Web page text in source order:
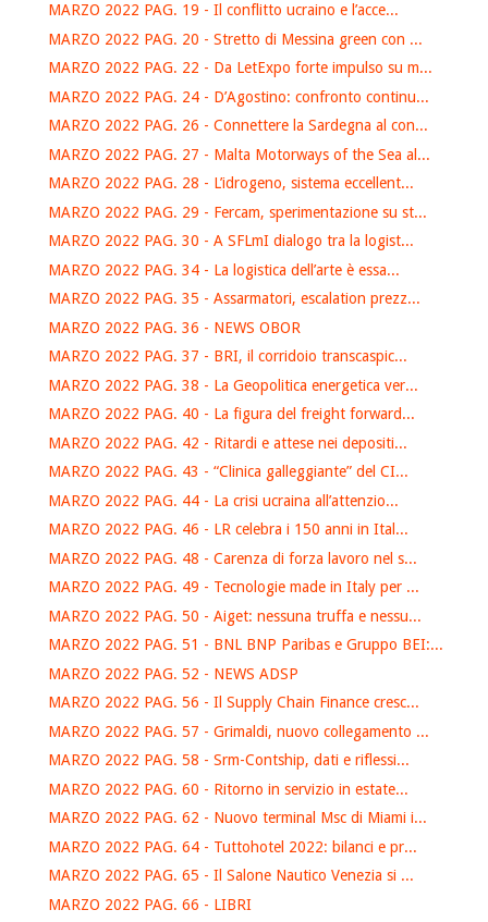
MARZO 2022 PAG. 19 - Il conflitto ucraino e l’acce...
MARZO 2022 PAG. 20 - Stretto di Messina green con ...
MARZO 2022 PAG. 22 - Da LetExpo forte impulso su m...
MARZO 2022 PAG. 24 - D’Agostino: confronto continu...
MARZO 2022 PAG. 26 - Connettere la Sardegna al con...
MARZO 2022 PAG. 27 - Malta Motorways of the Sea al...
MARZO 2022 PAG. 28 - L’idrogeno, sistema eccellent...
MARZO 2022 PAG. 29 - Fercam, sperimentazione su st...
MARZO 2022 PAG. 30 - A SFLmI dialogo tra la logist...
MARZO 2022 PAG. 34 - La logistica dell’arte è essa...
MARZO 2022 PAG. 35 - Assarmatori, escalation prezz...
MARZO 2022 PAG. 36 - NEWS OBOR
MARZO 2022 PAG. 37 - BRI, il corridoio transcaspic...
MARZO 2022 PAG. 38 - La Geopolitica energetica ver...
MARZO 2022 PAG. 40 - La figura del freight forward...
MARZO 2022 PAG. 42 - Ritardi e attese nei depositi...
MARZO 2022 PAG. 43 - “Clinica galleggiante” del CI...
MARZO 2022 PAG. 44 - La crisi ucraina all’attenzio...
MARZO 2022 PAG. 46 - LR celebra i 150 anni in Ital...
MARZO 2022 PAG. 48 - Carenza di forza lavoro nel s...
MARZO 2022 PAG. 49 - Tecnologie made in Italy per ...
MARZO 2022 PAG. 50 - Aiget: nessuna truffa e nessu...
MARZO 2022 PAG. 51 - BNL BNP Paribas e Gruppo BEI:...
MARZO 2022 PAG. 52 - NEWS ADSP
MARZO 2022 PAG. 56 - Il Supply Chain Finance cresc...
MARZO 2022 PAG. 57 - Grimaldi, nuovo collegamento ...
MARZO 2022 PAG. 58 - Srm-Contship, dati e riflessi...
MARZO 2022 PAG. 60 - Ritorno in servizio in estate...
MARZO 2022 PAG. 62 - Nuovo terminal Msc di Miami i...
MARZO 2022 PAG. 64 - Tuttohotel 2022: bilanci e pr...
MARZO 2022 PAG. 65 - Il Salone Nautico Venezia si ...
MARZO 2022 PAG. 66 - LIBRI